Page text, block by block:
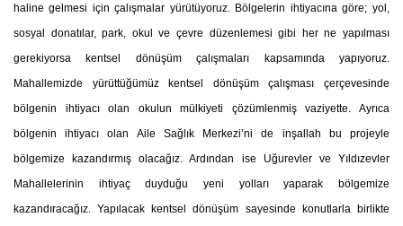
haline gelmesi için çalışmalar yürütüyoruz. Bölgelerin ihtiyacına göre; yol,
sosyal donatılar, park, okul ve çevre düzenlemesi gibi her ne yapılması
gerekiyorsa kentsel dönüşüm çalışmaları kapsamında yapıyoruz.
Mahallemizde yürüttüğümüz kentsel dönüşüm çalışması çerçevesinde
bölgenin ihtiyacı olan okulun mülkiyeti çözümlenmiş vaziyette. Ayrıca
bölgenin ihtiyacı olan Aile Sağlık Merkezi’ni de inşallah bu projeyle
bölgemize kazandırmış olacağız. Ardından ise Uğurevler ve Yıldızevler
Mahallelerinin ihtiyaç duyduğu yeni yolları yaparak bölgemize
kazandıracağız. Yapılacak kentsel dönüşüm sayesinde konutlarla birlikte